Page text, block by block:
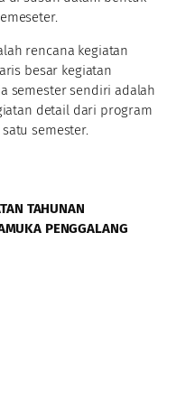
rencana kegiatan
besar kegiatan
semester sendiri adalah
detail dari program
semester.
TAHUNAN
PENGGALANG